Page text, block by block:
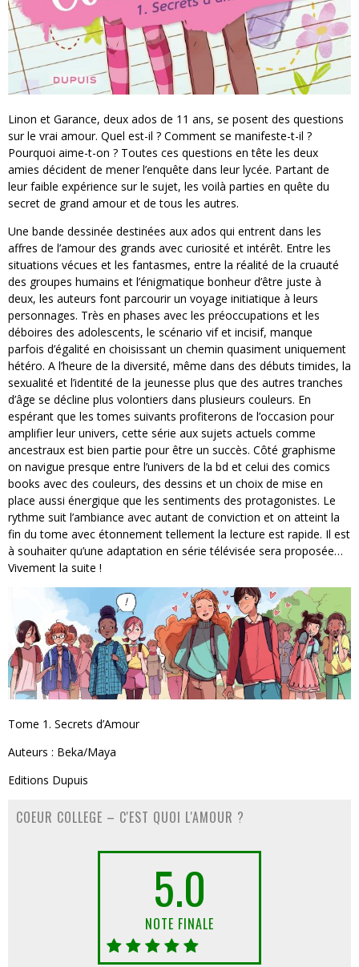
Linon et Garance, deux ados de 11 ans, se posent des questions
sur le vrai amour. Quel est-il ? Comment se manifeste-t-il ?
Pourquoi aime-t-on ? Toutes ces questions en tête les deux
amies décident de mener l’enquête dans leur lycée. Partant de
leur faible expérience sur le sujet, les voilà parties en quête du
secret de grand amour et de tous les autres.
Une bande dessinée destinées aux ados qui entrent dans les
affres de l’amour des grands avec curiosité et intérêt. Entre les
situations vécues et les fantasmes, entre la réalité de la cruauté
des groupes humains et l’énigmatique bonheur d’être juste à
deux, les auteurs font parcourir un voyage initiatique à leurs
personnages. Très en phases avec les préoccupations et les
déboires des adolescents, le scénario vif et incisif, manque
parfois d’égalité en choisissant un chemin quasiment uniquement
hétéro. A l’heure de la diversité, même dans des débuts timides, la
sexualité et l’identité de la jeunesse plus que des autres tranches
d’âge se décline plus volontiers dans plusieurs couleurs. En
espérant que les tomes suivants profiterons de l’occasion pour
amplifier leur univers, cette série aux sujets actuels comme
ancestraux est bien partie pour être un succès. Côté graphisme
on navigue presque entre l’univers de la bd et celui des comics
books avec des couleurs, des dessins et un choix de mise en
place aussi énergique que les sentiments des protagonistes. Le
rythme suit l’ambiance avec autant de conviction et on atteint la
fin du tome avec étonnement tellement la lecture est rapide. Il est
à souhaiter qu’une adaptation en série télévisée sera proposée…
Vivement la suite !
Tome 1. Secrets d’Amour
Auteurs : Beka/Maya
Editions Dupuis
COEUR COLLEGE – C'EST QUOI L'AMOUR ?
5.0
NOTE FINALE